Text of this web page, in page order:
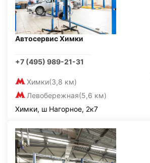
Автосервис Химки
+7 (495) 989-21-31
Химки(3,8 км)
Левобережная(5,6 км)
Химки, ш Нагорное, 2к7